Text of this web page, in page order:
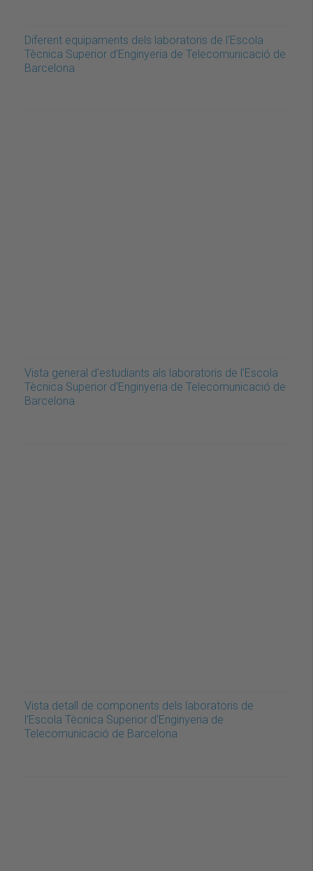
Diferent equipaments dels laboratoris de l'Escola
Tècnica Superior d'Enginyeria de Telecomunicació de
Barcelona
Vista general d'estudiants als laboratoris de l'Escola
Tècnica Superior d'Enginyeria de Telecomunicació de
Barcelona
Vista detall de components dels laboratoris de
l'Escola Tècnica Superior d'Enginyeria de
Telecomunicació de Barcelona